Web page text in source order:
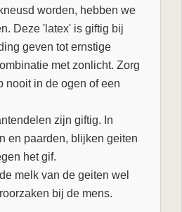
worden, hebben we
Deze 'latex' is giftig bij
geven tot ernstige
met zonlicht. Zorg
nooit in de ogen of een
zijn giftig. In
en paarden, blijken geiten
het gif.
melk van de geiten wel
bij de mens.